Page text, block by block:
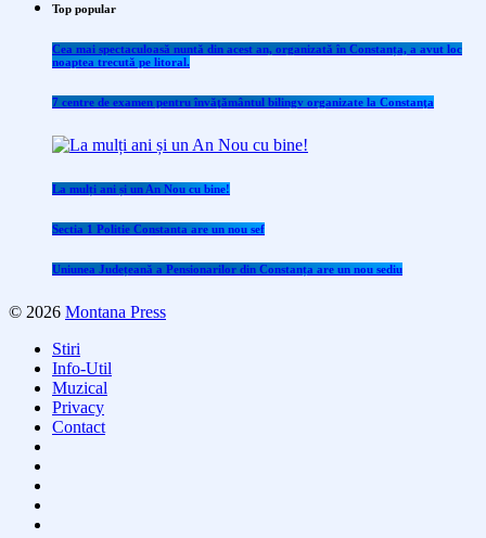
Top popular
Cea mai spectaculoasă nuntă din acest an, organizată în Constanța, a avut loc
noaptea trecută pe litoral.
7 centre de examen pentru învăţământul bilingv organizate la Constanţa
La mulți ani și un An Nou cu bine!
Sectia 1 Politie Constanta are un nou sef
Uniunea Județeană a Pensionarilor din Constanța are un nou sediu
© 2026 Montana Press
Stiri
Info-Util
Muzical
Privacy
Contact